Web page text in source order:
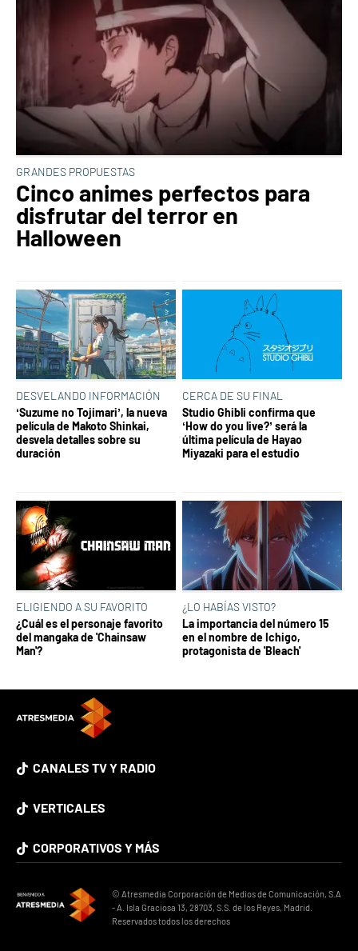
GRANDES PROPUESTAS
Cinco animes perfectos para
disfrutar del terror en
Halloween
DESVELANDO INFORMACIÓN
‘Suzume no Tojimari’, la nueva
película de Makoto Shinkai,
desvela detalles sobre su
duración
CERCA DE SU FINAL
Studio Ghibli confirma que
‘How do you live?’ será la
última película de Hayao
Miyazaki para el estudio
ELIGIENDO A SU FAVORITO
¿Cuál es el personaje favorito
del mangaka de 'Chainsaw
Man'?
¿LO HABÍAS VISTO?
La importancia del número 15
en el nombre de Ichigo,
protagonista de 'Bleach'
CANALES TV Y RADIO
VERTICALES
CORPORATIVOS Y MÁS
© Atresmedia Corporación de Medios de Comunicación, S.A
- A. Isla Graciosa 13, 28703, S.S. de los Reyes, Madrid.
Reservados todos los derechos